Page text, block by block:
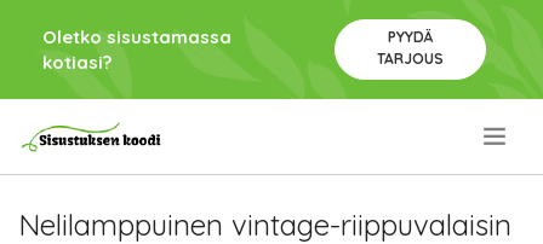
Oletko sisustamassa
kotiasi?
PYYDÄ
TARJOUS
Nelilamppuinen vintage-riippuvalaisin